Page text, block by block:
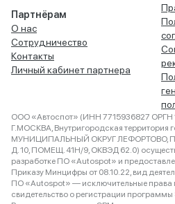
Партнёрам
О нас
Сотрудничество
Контакты
Личный кабинет партнера
ООО «Автоспот» (ИНН 7715936827 ОРГН
Г.МОСКВА, Внутригородская территория
МУНИЦИПАЛЬНЫЙ ОКРУГ ЛЕФОРТОВО,
Д. 10, ПОМЕЩ. 41Н/9, ОКВЭД 62.0)
разработке ПО «Autospot» и
Приказу Минцифры от 08.10.22, вид
ПО «Autospot» — исключительные
свидетельство о регистрации